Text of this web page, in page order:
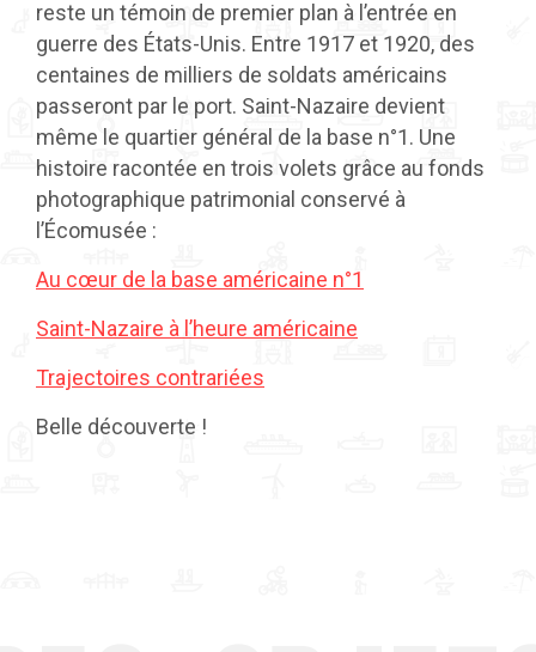
reste un témoin de premier plan à l’entrée en
guerre des États-Unis. Entre 1917 et 1920, des
centaines de milliers de soldats américains
passeront par le port. Saint-Nazaire devient
même le quartier général de la base n°1. Une
histoire racontée en trois volets grâce au fonds
photographique patrimonial conservé à
l’Écomusée :
Au cœur de la base américaine n°1
Saint-Nazaire à l’heure américaine
Trajectoires contrariées
Belle découverte !